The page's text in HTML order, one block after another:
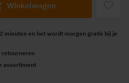
Winkelwagen
minuten en het wordt morgen gratis bij je
retourneren
assortiment